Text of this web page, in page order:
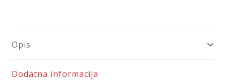
Opis
Dodatna informacija